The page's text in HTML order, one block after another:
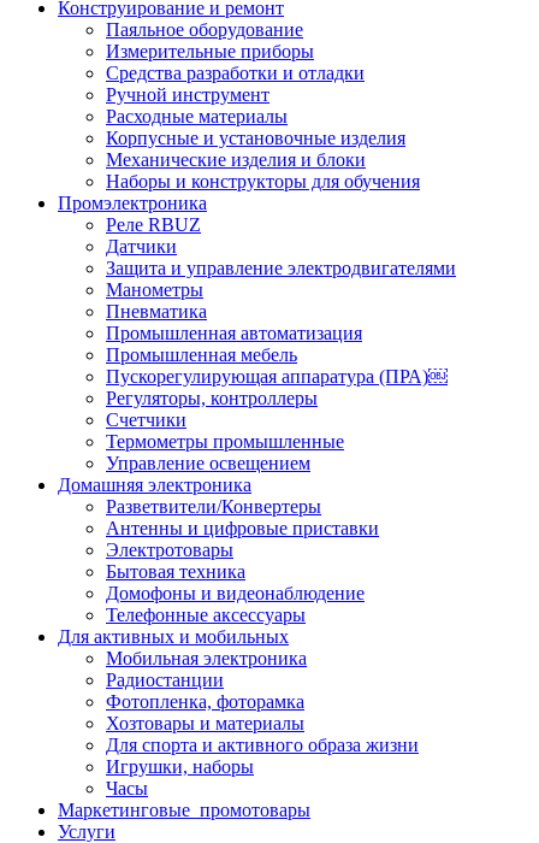
Конструирование и ремонт
Паяльное оборудование
Измерительные приборы
Средства разработки и отладки
Ручной инструмент
Расходные материалы
Корпусные и установочные изделия
Механические изделия и блоки
Наборы и конструкторы для обучения
Промэлектроника
Реле RBUZ
Датчики
Защита и управление электродвигателями
Манометры
Пневматика
Промышленная автоматизация
Промышленная мебель
Пускорегулирующая аппаратура (ПРА)￼
Регуляторы, контроллеры
Счетчики
Термометры промышленные
Управление освещением
Домашняя электроника
Разветвители/Конвертеры
Антенны и цифровые приставки
Электротовары
Бытовая техника
Домофоны и видеонаблюдение
Телефонные аксессуары
Для активных и мобильных
Мобильная электроника
Радиостанции
Фотопленка, фоторамка
Хозтовары и материалы
Для спорта и активного образа жизни
Игрушки, наборы
Часы
Маркетинговые_промотовары
Услуги